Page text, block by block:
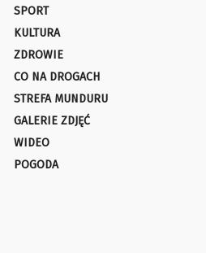
SPORT
KULTURA
ZDROWIE
CO NA DROGACH
STREFA MUNDURU
GALERIE ZDJĘĆ
WIDEO
POGODA